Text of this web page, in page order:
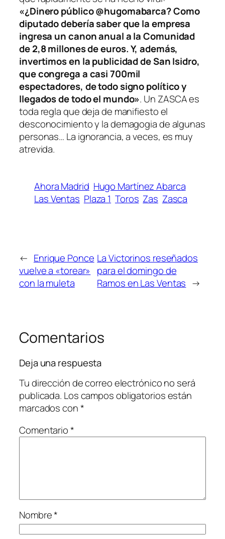
«¿Dinero público @hugomabarca? Como
diputado debería saber que la empresa
ingresa un canon anual a la Comunidad
de 2,8 millones de euros. Y, además,
invertimos en la publicidad de San Isidro,
que congrega a casi 700mil
espectadores, de todo signo político y
llegados de todo el mundo». Un ZASCA es
toda regla que deja de manifiesto el
desconocimiento y la demagogia de algunas
personas… La ignorancia, a veces, es muy
atrevida.
Ahora Madrid Hugo Martínez Abarca
Las Ventas Plaza 1 Toros Zas Zasca
← Enrique Ponce
vuelve a «torear»
con la muleta
La Victorinos reseñados
para el domingo de
Ramos en Las Ventas →
Comentarios
Deja una respuesta
Tu dirección de correo electrónico no será
publicada. Los campos obligatorios están
marcados con*
Comentario*
Nombre*